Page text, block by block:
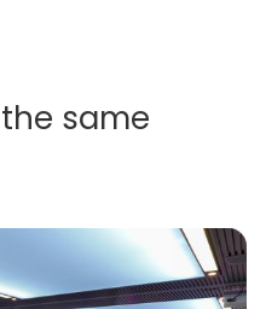
same